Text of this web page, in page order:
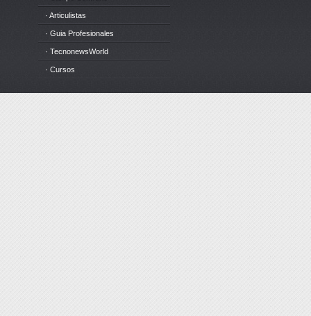
· Articulistas
· Guia Profesionales
· TecnonewsWorld
· Cursos